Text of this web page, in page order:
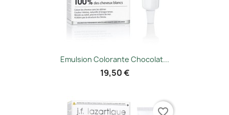
Emulsion Colorante Chocolat...
19,50 €
favorite_border